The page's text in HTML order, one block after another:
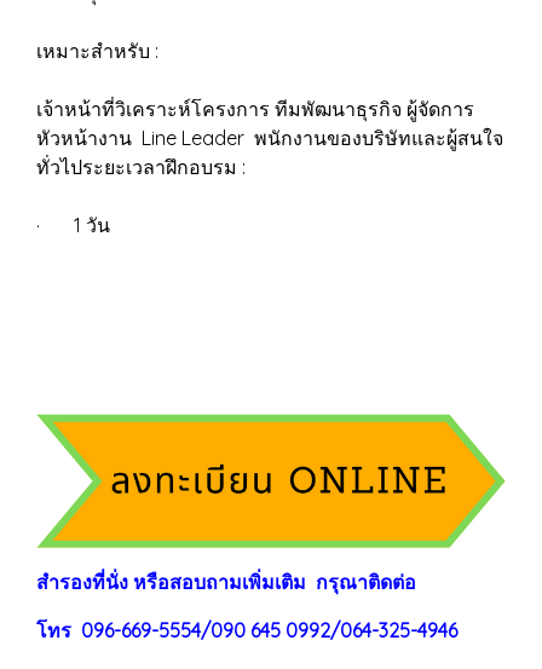
เหมาะสำหรับ :
เจ้าหน้าที่วิเคราะห์โครงการ ทีมพัฒนาธุรกิจ ผู้จัดการ
หัวหน้างาน Line Leader พนักงานของบริษัทและผู้สนใจ
ทั่วไประยะเวลาฝึกอบรม :
· 1 วัน
สำรองที่นั่ง หรือสอบถามเพิ่มเติม กรุณาติดต่อ
โทร 096-669-5554/090 645 0992/064-325-4946